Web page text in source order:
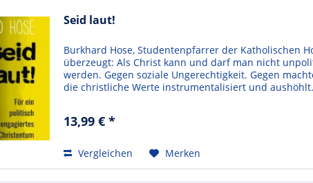
Seid laut!
Burkhard Hose, Studentenpfarrer der Katholischen
überzeugt: Als Christ kann und darf man nicht
werden. Gegen soziale Ungerechtigkeit. Gegen
die christliche Werte instrumentalisiert und
13,99 € *
Vergleichen Merken